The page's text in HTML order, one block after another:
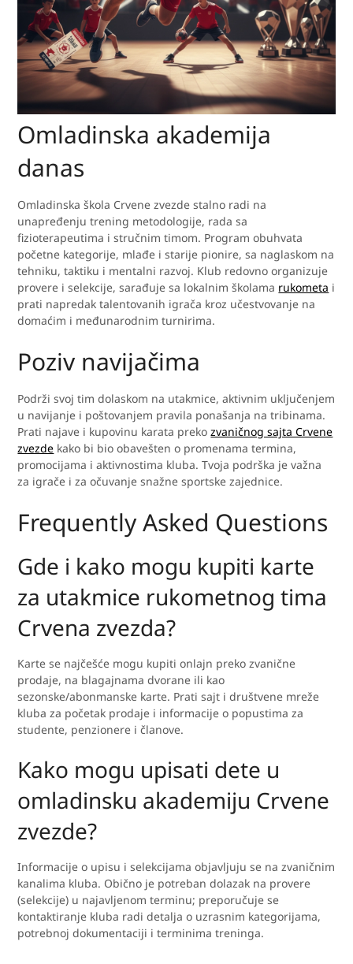
Omladinska akademija
danas
Omladinska škola Crvene zvezde stalno radi na
unapređenju trening metodologije, rada sa
fizioterapeutima i stručnim timom. Program obuhvata
početne kategorije, mlađe i starije pionire, sa naglaskom na
tehniku, taktiku i mentalni razvoj. Klub redovno organizuje
provere i selekcije, sarađuje sa lokalnim školama rukometa i
prati napredak talentovanih igrača kroz učestvovanje na
domaćim i međunarodnim turnirima.
Poziv navijačima
Podrži svoj tim dolaskom na utakmice, aktivnim uključenjem
u navijanje i poštovanjem pravila ponašanja na tribinama.
Prati najave i kupovinu karata prekozvaničnog sajta Crvene
zvezde kako bi bio obavešten o promenama termina,
promocijama i aktivnostima kluba. Tvoja podrška je važna
za igrače i za očuvanje snažne sportske zajednice.
Frequently Asked Questions
Gde i kako mogu kupiti karte
za utakmice rukometnog tima
Crvena zvezda?
Karte se najčešće mogu kupiti onlajn preko zvanične
prodaje, na blagajnama dvorane ili kao
sezonske/abonmanske karte. Prati sajt i društvene mreže
kluba za početak prodaje i informacije o popustima za
studente, penzionere i članove.
Kako mogu upisati dete u
omladinsku akademiju Crvene
zvezde?
Informacije o upisu i selekcijama objavljuju se na zvaničnim
kanalima kluba. Obično je potreban dolazak na provere
(selekcije) u najavljenom terminu; preporučuje se
kontaktiranje kluba radi detalja o uzrasnim kategorijama,
potrebnoj dokumentaciji i terminima treninga.